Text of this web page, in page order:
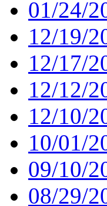
01/24/
12/19/
12/17/
12/12/
12/10/
10/01/
09/10/
08/29/